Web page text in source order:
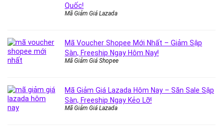
Quốc!
Mã Giảm Giá Lazada
Mã Voucher Shopee Mới Nhất – Giảm Sập
Sàn, Freeship Ngay Hôm Nay!
Mã Giảm Giá Shopee
Mã Giảm Giá Lazada Hôm Nay – Săn Sale Sập
Sàn, Freeship Ngay Kẻo Lỡ!
Mã Giảm Giá Lazada